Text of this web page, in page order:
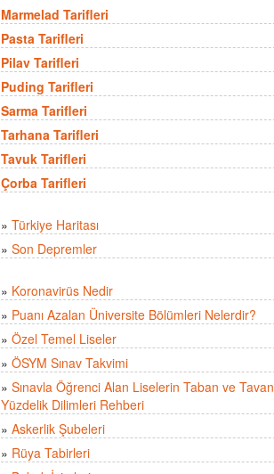
Marmelad Tarifleri
Pasta Tarifleri
Pilav Tarifleri
Puding Tarifleri
Sarma Tarifleri
Tarhana Tarifleri
Tavuk Tarifleri
Çorba Tarifleri
» Türkiye Haritası
» Son Depremler
» Koronavirüs Nedir
» Puanı Azalan Üniversite Bölümleri Nelerdir?
» Özel Temel Liseler
» ÖSYM Sınav Takvimi
» Sınavla Öğrenci Alan Liselerin Taban ve Tavan
Yüzdelik Dilimleri Rehberi
» Askerlik Şubeleri
» Rüya Tabirleri